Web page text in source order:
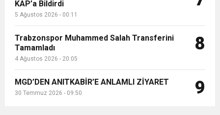
KAP’a Bildirdi
5 Ağustos 2026 - 00:11
Trabzonspor Muhammed Salah Transferini
Tamamladı
4 Ağustos 2026 - 20:05
8
MGD’DEN ANITKABİR’E ANLAMLI ZİYARET
30 Temmuz 2026 - 09:50 9